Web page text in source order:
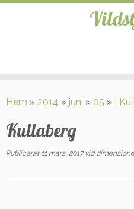
tillHem » 2014 » juni » 05 » I
Kullaberg
Publicerat 11 mars, 2017vid